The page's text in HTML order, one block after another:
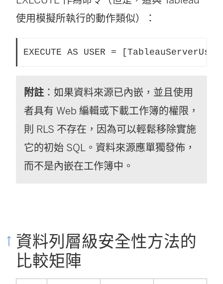
使用模擬所執行的動作類似）：
EXECUTE AS USER =
附註 ：如果資料來源已內嵌，並且使用
者具有 Web 編輯或下載工作簿的權限，
則 RLS 不存在，因為可以輕鬆移除實施
它的初始 SQL。資料來源應單獨發佈，
而不是內嵌在工作簿中。
資料列層級安全性方法的
比較矩陣